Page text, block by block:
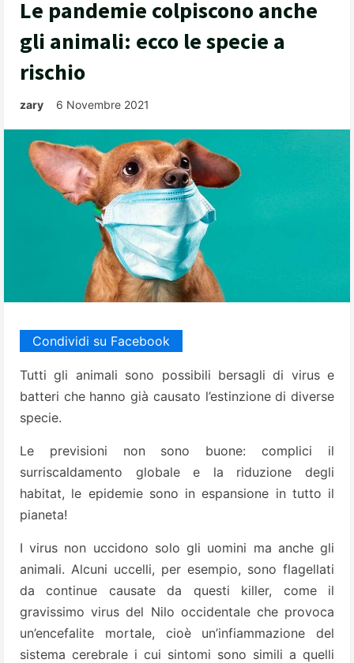
Le pandemie colpiscono anche
gli animali: ecco le specie a
rischio
zary 6 Novembre 2021
Condividi su Facebook
Tutti gli animali sono possibili bersagli di virus e
batteri che hanno già causato l’estinzione di diverse
specie.
Le previsioni non sono buone: complici il
surriscaldamento globale e la riduzione degli
habitat, le epidemie sono in espansione in tutto il
pianeta!
I virus non uccidono solo gli uomini ma anche gli
animali. Alcuni uccelli, per esempio, sono flagellati
da continue causate da questi killer, come il
gravissimo virus del Nilo occidentale che provoca
un’encefalite mortale, cioè un’infiammazione del
sistema cerebrale i cui sintomi sono simili a quelli